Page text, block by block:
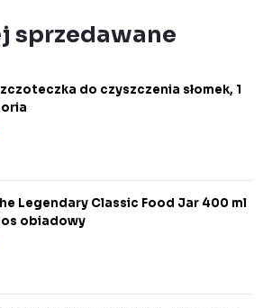
sprzedawane
do czyszczenia słomek, 1
Legendary Classic Food Jar 400 ml
obiadowy